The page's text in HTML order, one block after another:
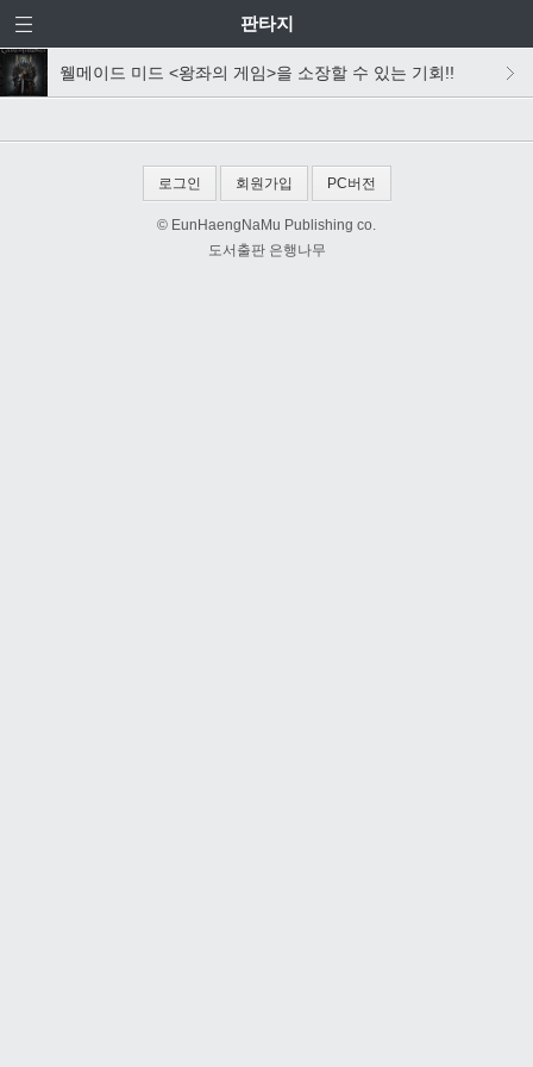
판타지
웰메이드 미드 <왕좌의 게임>을 소장할 수 있는 기회!!
로그인 회원가입 PC버전
© EunHaengNaMu Publishing co.
도서출판 은행나무